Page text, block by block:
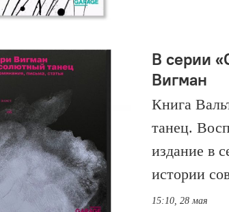
В серии
Вигман
Книга
танец.
издание в
истории
15:10, 28 мая